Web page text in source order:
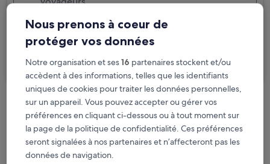
Je voyage pour affaires
Rechercher
Options d’annulation gratuite en cas de
changement de programme
Gagnez des récompenses pour chaque
Nous prenons à coeur de
protéger vos données
Notre organisation et ses16 partenaires stockent et/ou
accèdent à des informations, telles que les identifiants
uniques de cookies pour traiter les données personnelles,
sur un appareil. Vous pouvez accepter ou gérer vos
préférences en cliquant ci-dessous ou à tout moment sur
la page de la politique de confidentialité. Ces préférences
seront signalées à nos partenaires et n’affecteront pas les
données de navigation.